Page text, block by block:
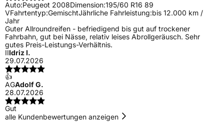
Auto:Peugeot 2008Dimension:195/60 R16 89
VFahrtentyp:GemischtJährliche Fahrleistung:bis 12.000 km /
Jahr
Guter Allroundreifen - befriedigend bis gut auf trockener
Fahrbahn, gut bei Nässe, relativ leises Abrollgeräusch. Sehr
gutes Preis-Leistungs-Verhältnis.
IIIdriz I.
29.07.2026
👍
AGAdolf G.
28.07.2026
Gut
alle Kundenbewertungen anzeigen